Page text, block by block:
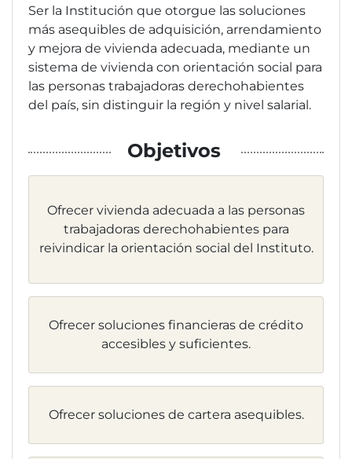
Ser la Institución que otorgue las soluciones
más asequibles de adquisición, arrendamiento
y mejora de vivienda adecuada, mediante un
sistema de vivienda con orientación social para
las personas trabajadoras derechohabientes
del país, sin distinguir la región y nivel salarial.
Objetivos
Ofrecer vivienda adecuada a las personas
trabajadoras derechohabientes para
reivindicar la orientación social del Instituto.
Ofrecer soluciones financieras de crédito
accesibles y suficientes.
Ofrecer soluciones de cartera asequibles.